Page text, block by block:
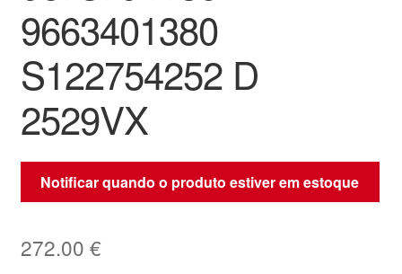
9663401380
S122754252 D
2529VX
Notificar quando o produto estiver em estoque
272.00 €